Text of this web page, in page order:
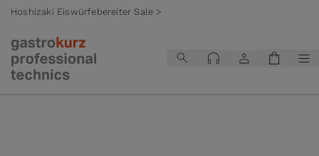
Hoshizaki Eiswürfebereiter Sale >